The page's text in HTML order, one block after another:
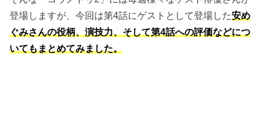
登場しますが、今回は第4話にゲストとして登場した安め
ぐみさんの役柄、演技力、そして第4話への評価などにつ
いてもまとめてみました。